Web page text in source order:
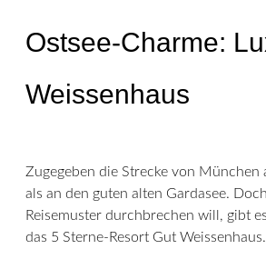
Ostsee-Charme:
Weissenhaus
Zugegeben die Strecke von München
als an den guten alten Gardasee.
Reisemuster durchbrechen will, gibt
das 5 Sterne-Resort Gut Weissenhaus.